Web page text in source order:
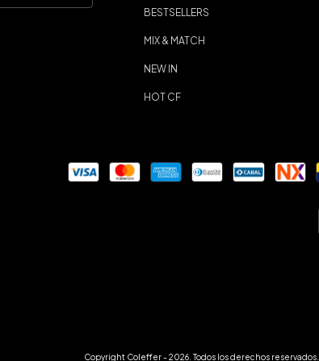
BESTSELLERS
MIX & MATCH
NEW IN
HOT CF
Copyright Coleffer - 2026. Todos los derechos reservados.